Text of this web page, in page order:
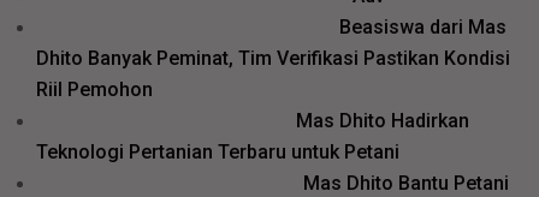
Beasiswa dari Mas
Dhito Banyak Peminat, Tim Verifikasi Pastikan Kondisi
Riil Pemohon
Mas Dhito Hadirkan
Teknologi Pertanian Terbaru untuk Petani
Mas Dhito Bantu Petani